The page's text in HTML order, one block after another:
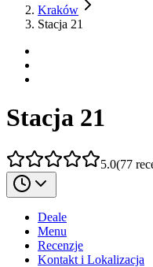
Kraków
Stacja 21
Stacja 21
5.0(77
Deale
Menu
Recenzje
Kontakt i Lokalizacja